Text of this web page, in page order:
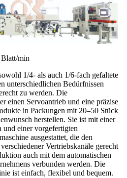
min
1/4- als auch 1/6-fach gefaltete
unterschiedlichen Bedürfnissen
zu werden. Die
einen Servoantrieb und eine präzise
in Packungen mit 20–50 Stück
herstellen. Sie ist mit einer
einer vorgefertigten
ausgestattet, die den
Vertriebskanäle gerecht
auch mit dem automatischen
verbunden werden. Die
ist einfach, flexibel und bequem.